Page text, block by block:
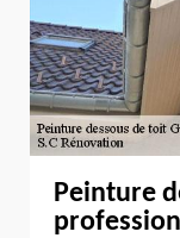
Peinture